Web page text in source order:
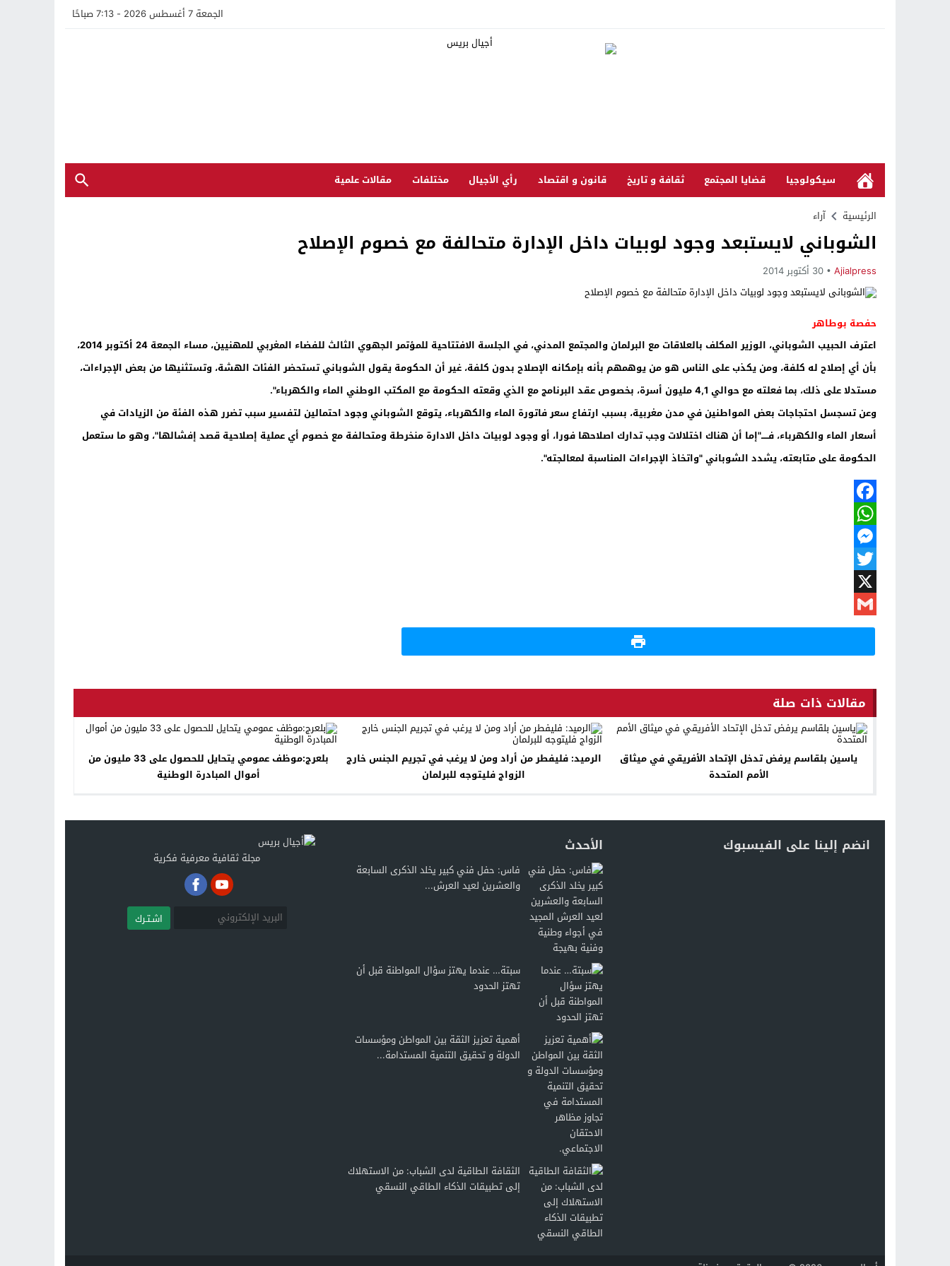
الجمعة 7 أغسطس 2026 - 7:13 صباحًا
سيكولوجيا قضايا المجتمع ثقافة و تاريخ قانون و اقتصاد رأي الأجيال مختلفات مقالات علمية
الرئيسية آراء
الشوباني لايستبعد وجود لوبيات داخل الإدارة متحالفة مع خصوم الإصلاح
Ajialpress 30 أكتوبر 2014
حفصة بوطاهر
اعترف الحبيب الشوباني، الوزير المكلف بالعلاقات مع البرلمان والمجتمع المدني، في الجلسة الافتتاحية للمؤتمر الجهوي الثالث للفضاء المغربي للمهنيين، مساء الجمعة 24 أكتوبر 2014،
بأن أي إصلاح له كلفة، ومن يكذب على الناس هو من يوهمهم بأنه بإمكانه الإصلاح بدون كلفة، غير أن الحكومة يقول الشوباني تستحضر الفئات الهشة، وتستثنيها من بعض الإجراءات،
مستدلا على ذلك، بما فعلته مع حوالي 4,1 مليون أسرة، بخصوص عقد البرنامج مع الذي وقعته الحكومة مع المكتب الوطني الماء والكهرباء".
وعن تسجسل احتجاجات بعض المواطنين في مدن مغربية، بسبب ارتفاع سعر فاتورة الماء والكهرباء، يتوقع الشوباني وجود احتمالين لتفسير سبب تضرر هذه الفئة من الزيادات في
أسعار الماء والكهرباء، فـــــ"إما أن هناك اختلالات وجب تدارك اصلاحها فورا، أو وجود لوبيات داخل الادارة منخرطة ومتحالفة مع خصوم أي عملية إصلاحية قصد إفشالها"، وهو ما ستعمل
الحكومة على متابعته، يشدد الشوباني "واتخاذ الإجراءات المناسبة لمعالجته".
Facebook
WhatsApp
Messenger
Twitter
X
Gmail
مقالات ذات صلة
ياسين بلقاسم يرفض تدخل الإتحاد الأفريقي في ميثاق
الأمم المتحدة
الرميد: فليفطر من أراد ومن لا يرغب في تجريم الجنس خارج
الزواج فليتوجه للبرلمان
بلعرج:موظف عمومي يتحايل للحصول على 33 مليون من
أموال المبادرة الوطنية
انضم إلينا على الفيسبوك الأحدث
فاس: حفل فني كبير يخلد الذكرى السابعة
والعشرين لعيد العرش...
سبتة… عندما يهتز سؤال المواطنة قبل أن
تهتز الحدود
أهمية تعزيز الثقة بين المواطن ومؤسسات
الدولة و تحقيق التنمية المستدامة...
الثقافة الطاقية لدى الشباب: من الاستهلاك
إلى تطبيقات الذكاء الطاقي النسقي
مجلة ثقافية معرفية فكرية
اشـتـرك